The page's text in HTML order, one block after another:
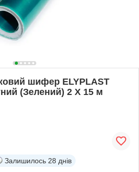
шифер ELYPLAST
(Зелений) 2 Х 15 м
Залишилось 28 днів